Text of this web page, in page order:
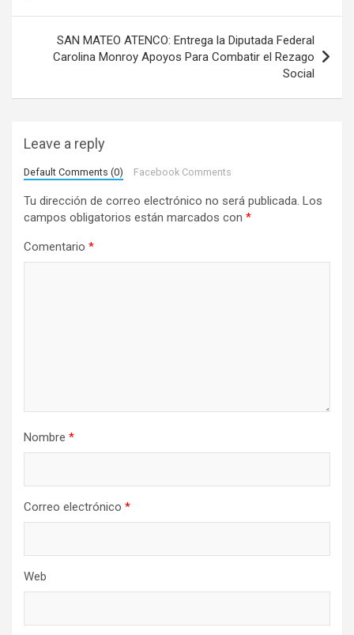
a
SAN MATEO ATENCO: Entrega la Diputada Federal
Carolina Monroy Apoyos Para Combatir el Rezago
Social
Leave a reply
Default Comments (0) Facebook Comments
Tu dirección de correo electrónico no será publicada. Los
campos obligatorios están marcados con *
Comentario *
Nombre *
Correo electrónico *
Web